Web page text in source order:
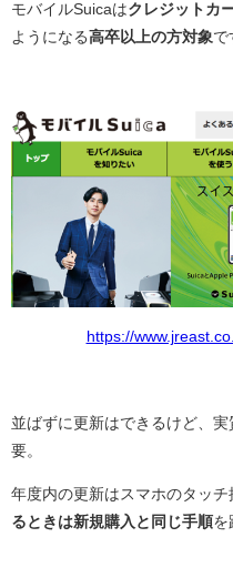
モバイルSuicaはクレジットカ
ようになる高卒以上の方対象で
https://
並ばずに更新はできるけど、
要。
年度内の更新はスマホのタッチ
るときは新規購入と同じ手順を